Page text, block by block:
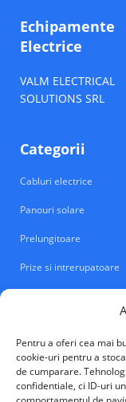
Pentru a oferi cea mai
cookie-uri pentru a
de cumparare.
confidentiale, ci ID-uri
Echipamente
Electrice
VALM ELECTRICAL
SOLUTIONS SRL
Categorii
Cabluri electrice
Panouri solare
Prelungitoare
Prize si intrerupatoare
VALM